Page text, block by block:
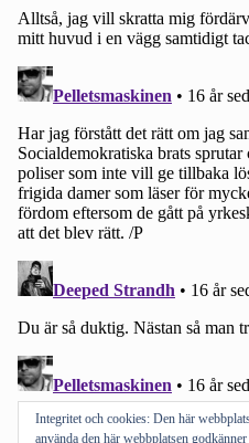
Integritet och cookies: Den här
använda den här webbplatsen